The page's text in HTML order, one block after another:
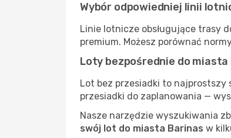
Wybór odpowiedniej linii
Linie lotnicze obsługujące trasy
premium. Możesz porównać
Loty bezpośrednie do miasta
Lot bez przesiadki to najprostszy
przesiadki do zaplanowania —
Nasze narzędzie wyszukiwania
swój lot do miasta Barinas w